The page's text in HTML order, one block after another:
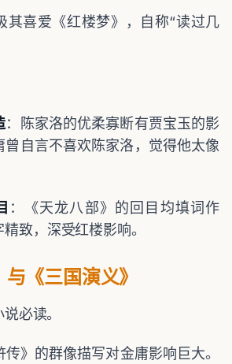
其喜爱《红楼梦》，自称“读过几
：陈家洛的优柔寡断有贾宝玉的影
曾自言不喜欢陈家洛，觉得他太像
：《天龙八部》的回目均填词作
致，深受红楼影响。
《三国演义》
必读。
传》的群像描写对金庸影响巨大。